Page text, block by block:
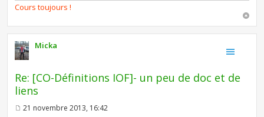
Cours toujours !
Micka
Re: [CO-Définitions IOF]- un peu de doc et de
liens
21 novembre 2013, 16:42